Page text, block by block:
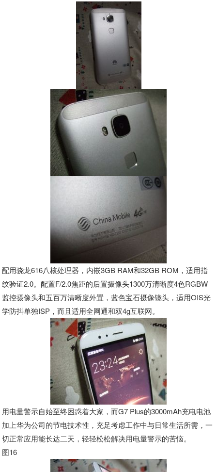
配用骁龙616八核处理器，内嵌3GB RAM和32GB ROM，适用指
纹验证2.0。配置F/2.0焦距的后置摄像头1300万清晰度4色RGBW
监控摄像头和五百万清晰度外置，蓝色宝石摄像镜头，适用OIS光
学防抖单独ISP，而且适用全网通和双4g互联网。
用电量警示自始至终困惑着大家，而G7 Plus的3000mAh充电电池
加上华为公司的节电技术性，充足考虑工作中与日常生活所需，一
切正常应用能长达二天，轻轻松松解决用电量警示的苦恼。
图16